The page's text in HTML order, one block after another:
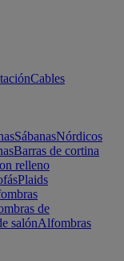
Cables
SábanasNórdicos
Barras de cortina
relleno
Plaids
de
salónAlfombras